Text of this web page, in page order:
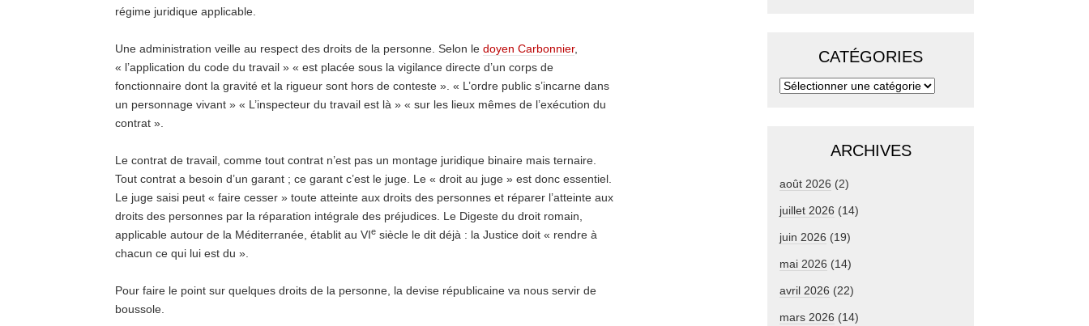
régime juridique applicable.
Une administration veille au respect des droits de la personne. Selon le doyen Carbonnier,
« l’application du code du travail » « est placée sous la vigilance directe d’un corps de
fonctionnaire dont la gravité et la rigueur sont hors de conteste ». « L’ordre public s’incarne dans
un personnage vivant » « L’inspecteur du travail est là » « sur les lieux mêmes de l’exécution du
contrat ».
Le contrat de travail, comme tout contrat n’est pas un montage juridique binaire mais ternaire.
Tout contrat a besoin d’un garant ; ce garant c’est le juge. Le « droit au juge » est donc essentiel.
Le juge saisi peut « faire cesser » toute atteinte aux droits des personnes et réparer l’atteinte aux
droits des personnes par la réparation intégrale des préjudices. Le Digeste du droit romain,
applicable autour de la Méditerranée, établit au VIe siècle le dit déjà : la Justice doit « rendre à
chacun ce qui lui est du ».
Pour faire le point sur quelques droits de la personne, la devise républicaine va nous servir de
boussole.
CATÉGORIES
ARCHIVES
août 2026 (2)
juillet 2026 (14)
juin 2026 (19)
mai 2026 (14)
avril 2026 (22)
mars 2026 (14)